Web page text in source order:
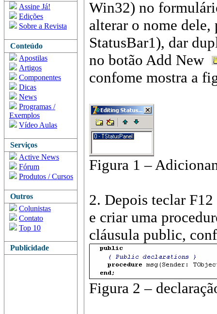
Assine Já!
Edições
Sobre a Revista
Conteúdo
Apostilas
Artigos
Componentes
Dicas
News
Programas /
Exemplos
Vídeo Aulas
Serviços
Active News
Fórum
Produtos / Cursos
Outros
Colunistas
Contato
Top 10
Publicidade
Win32) no
alterar o nome
StatusBar1), dar
no botão Add New
confome mostra a
Figura 1 –
2. Depois teclar
e criar uma
cláusula public,
Figura 2 –